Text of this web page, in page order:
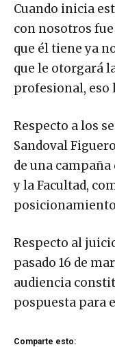
Cuando inicia
con nosotros
que él tiene ya
que le otorgará
profesional, eso
Respecto a los
Sandoval
de una
y la Facultad,
Respecto al
pasado 16 de
audiencia
pospuesta para
Comparte esto: